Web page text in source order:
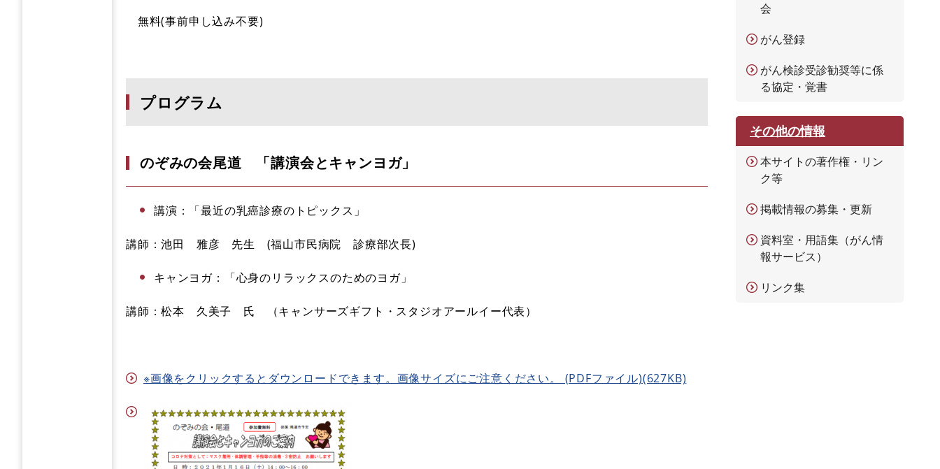
無料(事前申し込み不要)
プログラム
のぞみの会尾道 「講演会とキャンヨガ」
講演：「最近の乳癌診療のトピックス」
講師：池田 雅彦 先生 (福山市民病院 診療部次長)
キャンヨガ：「心身のリラックスのためのヨガ」
講師：松本 久美子 氏 （キャンサーズギフト・スタジオアールイー代表）
※画像をクリックするとダウンロードできます。画像サイズにご注意ください。 (PDFファイル)(627KB)
会
がん登録
がん検診受診勧奨等に係
る協定・覚書
その他の情報
本サイトの著作権・リン
ク等
掲載情報の募集・更新
資料室・用語集（がん情
報サービス）
リンク集